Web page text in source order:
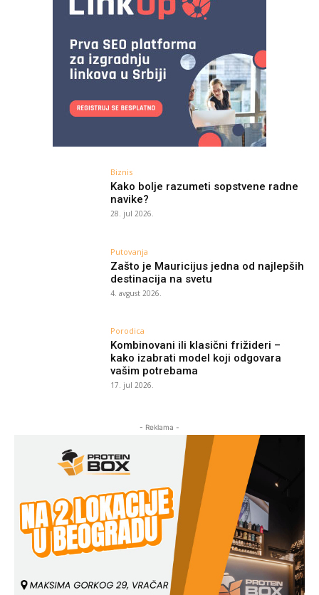
Biznis
Kako bolje razumeti sopstvene radne
navike?
28. jul 2026.
Putovanja
Zašto je Mauricijus jedna od najlepših
destinacija na svetu
4. avgust 2026.
Porodica
Kombinovani ili klasični frižideri –
kako izabrati model koji odgovara
vašim potrebama
17. jul 2026.
- Reklama -